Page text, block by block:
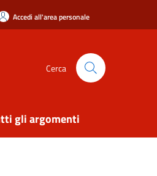
Accedi all'area personale
Cerca
gli argomenti